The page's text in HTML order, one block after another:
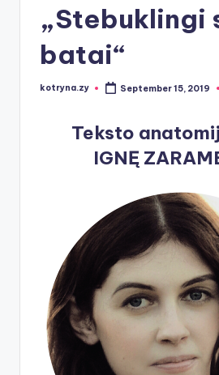
„Stebuklingi
batai“
Posted
kotryna.zy September 15, 2019
Teksto
IGNĘ